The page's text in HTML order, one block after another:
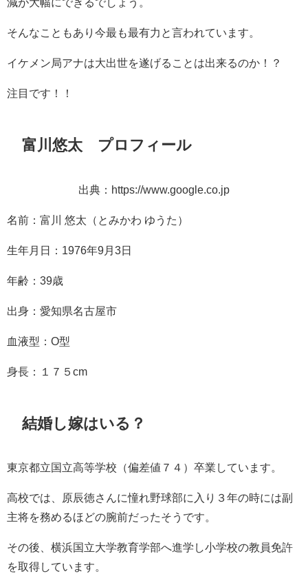
減が大幅にできるでしょう。
そんなこともあり今最も最有力と言われています。
イケメン局アナは大出世を遂げることは出来るのか！？
注目です！！
富川悠太 プロフィール
出典：https://www.google.co.jp
名前：富川 悠太（とみかわ ゆうた）
生年月日：1976年9月3日
年齢：39歳
出身：愛知県名古屋市
血液型：O型
身長：１７５cm
結婚し嫁はいる？
東京都立国立高等学校（偏差値７４）卒業しています。
高校では、原辰徳さんに憧れ野球部に入り３年の時には副
主将を務めるほどの腕前だったそうです。
その後、横浜国立大学教育学部へ進学し小学校の教員免許
を取得しています。